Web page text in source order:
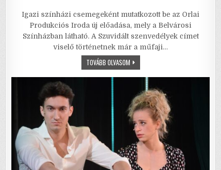
c
e
b
k
it
te
r
ai
l
ai
l
at
s
A
p
ar
e
Igazi színházi csemegeként mutatkozott be az Orlai
Produkciós Iroda új előadása, mely a Belvárosi
Színházban látható. A Szuvidált szenvedélyek címet
viselő történetnek már a műfaji…
TOVÁBB OLVASOMSZUVIDÁLT
SZENVEDÉLYEK
–
KONYHA
AZ
EGYETLEN
HELY,
AHOL
LÉTEZIK
A
VALÓSÁG